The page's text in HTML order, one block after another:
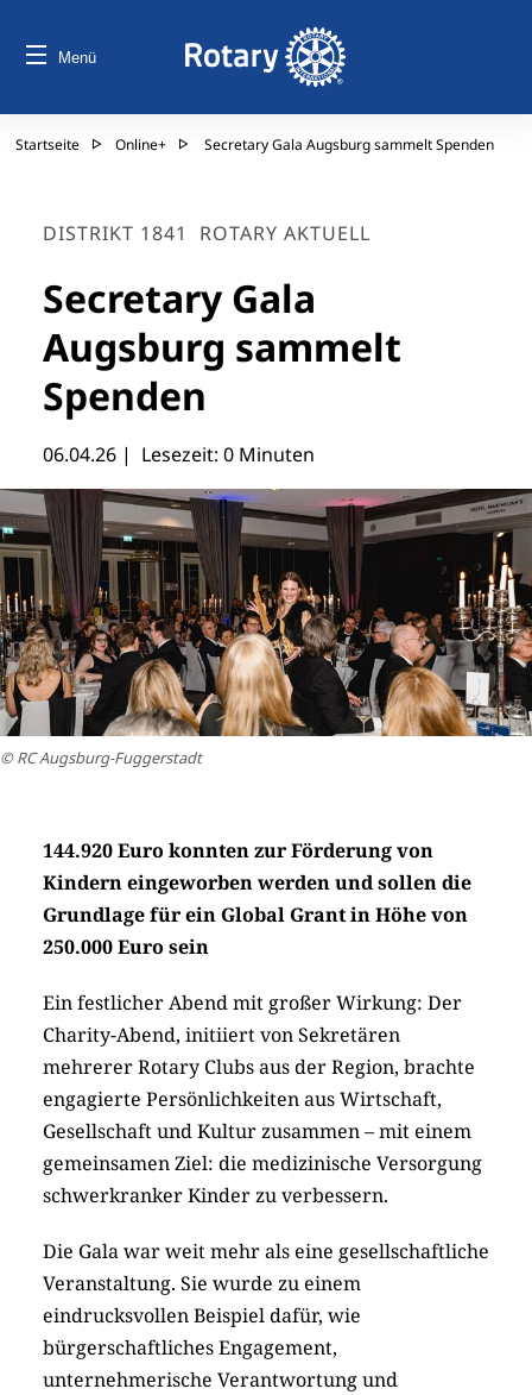
Menü
Startseite Online+ Secretary Gala Augsburg sammelt Spenden
DISTRIKT 1841 ROTARY AKTUELL
Secretary Gala
Augsburg sammelt
Spenden
06.04.26 | Lesezeit: 0 Minuten
© RC Augsburg-Fuggerstadt
144.920 Euro konnten zur Förderung von
Kindern eingeworben werden und sollen die
Grundlage für ein Global Grant in Höhe von
250.000 Euro sein
Ein festlicher Abend mit großer Wirkung: Der
Charity-Abend, initiiert von Sekretären
mehrerer Rotary Clubs aus der Region, brachte
engagierte Persönlichkeiten aus Wirtschaft,
Gesellschaft und Kultur zusammen – mit einem
gemeinsamen Ziel: die medizinische Versorgung
schwerkranker Kinder zu verbessern.
Die Gala war weit mehr als eine gesellschaftliche
Veranstaltung. Sie wurde zu einem
eindrucksvollen Beispiel dafür, wie
bürgerschaftliches Engagement,
unternehmerische Verantwortung und